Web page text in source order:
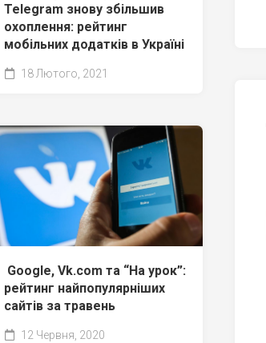
Telegram знову збільшив
охоплення: рейтинг
мобільних додатків в Україні
18 Лютого, 2021
Google, Vk.com та “На урок”:
рейтинг найпопулярніших
сайтів за травень
12 Червня, 2020